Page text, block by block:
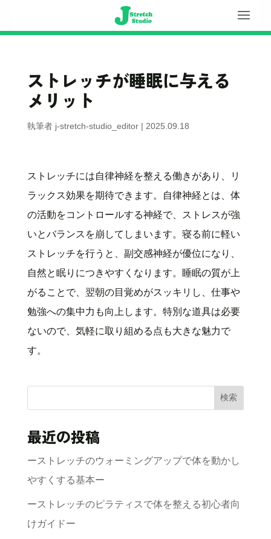
ストレッチが睡眠に与える
メリット
執筆者 j-stretch-studio_editor| 2025.09.18
ストレッチには自律神経を整える働きがあり、リ
ラックス効果を期待できます。自律神経とは、体
の活動をコントロールする神経で、ストレスが強
いとバランスを崩してしまいます。寝る前に軽い
ストレッチを行うと、副交感神経が優位になり、
自然と眠りにつきやすくなります。睡眠の質が上
がることで、翌朝の目覚めがスッキリし、仕事や
勉強への集中力も向上します。特別な道具は必要
ないので、気軽に取り組める点も大きな魅力で
す。
検索
最近の投稿
ーストレッチのウォーミングアップで体を動かし
やすくする基本ー
ーストレッチのピラティスで体を整える初心者向
けガイドー